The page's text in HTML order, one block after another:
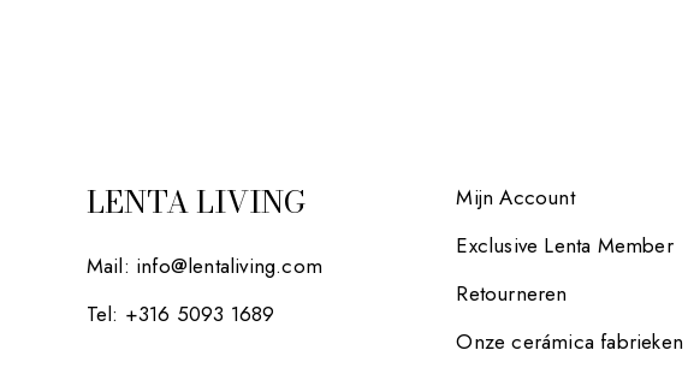
LENTA LIVING
Mail: info@lentaliving.com
Tel: +316 5093 1689
Mijn Account
Exclusive Lenta Member
Retourneren
Onze cerámica fabrieken